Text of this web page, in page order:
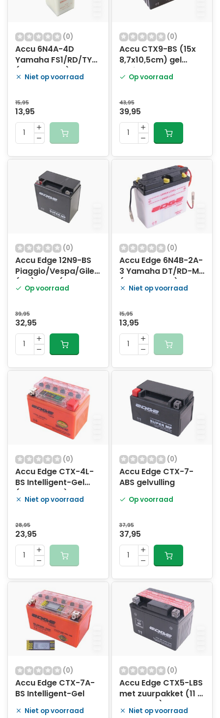
(0)
Accu 6N4A-4D
Yamaha FS1/RD/TY
(6x13x5.5cm)
Niet op voorraad
15,95
13,95
(0)
Accu CTX9-BS (15x
8,7x10,5cm) gel
vulling
Op voorraad
43,95
39,95
(0)
Accu Edge 12N9-BS
Piaggio/Vespa/Gilera
(MF) YB9B (met
gelvulling)
Op voorraad
39,95
32,95
(0)
Accu Edge 6N4B-2A-
3 Yamaha DT/RD-MX
(10x10x4.5cm)
Niet op voorraad
15,95
13,95
(0)
Accu Edge CTX-4L-
BS Intelligent-Gel
(11x7x8.5cm)
Niet op voorraad
28,95
23,95
(0)
Accu Edge CTX-7-
ABS gelvulling
Op voorraad
37,95
37,95
(0)
Accu Edge CTX-7A-
BS Intelligent-Gel
Niet op voorraad
(0)
Accu Edge CTX5-LBS
met zuurpakket (11 x
7 x 8.5 cm)
Niet op voorraad